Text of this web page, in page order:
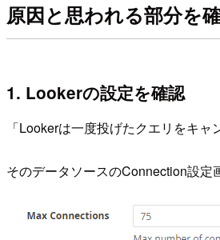
原因と思われる部分を
1. Lookerの設定を確認
「Lookerは一度投げたクエリをキ
そのデータソースのConnection設定